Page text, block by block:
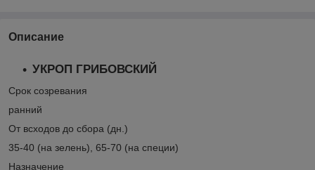
Описание
УКРОП ГРИБОВСКИЙ
Срок созревания
ранний
От всходов до сбора (дн.)
35-40 (на зелень), 65-70 (на специи)
Назначение